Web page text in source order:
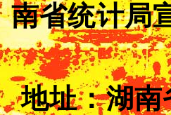
南省统计
地址：湖